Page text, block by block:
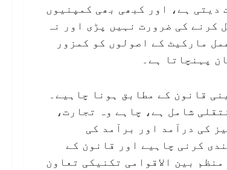
دیتی ہے، اور کبھی بھی کمپنیوں
کرنے کی ضرورت نہیں پڑی اور نہ
مارکیٹ کے اصولوں کو کمزور
پہنچاتا ہے۔
قانون کے مطابق ہونا چاہیے۔
شامل ہے، چاہے وہ تجارت،
کی درآمد اور برآمد کی
کرنی چاہیے اور قانون کے
بین الاقوامی تکنیکی تعاون